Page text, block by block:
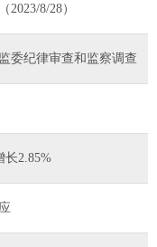
8/28）
委纪律审查和监察调查
长2.85%